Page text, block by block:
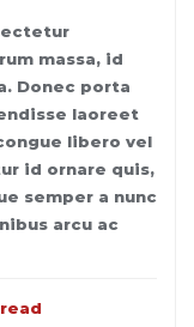
massa, id
Donec porta
laoreet
libero vel
id ornare quis,
semper a nunc
arcu ac